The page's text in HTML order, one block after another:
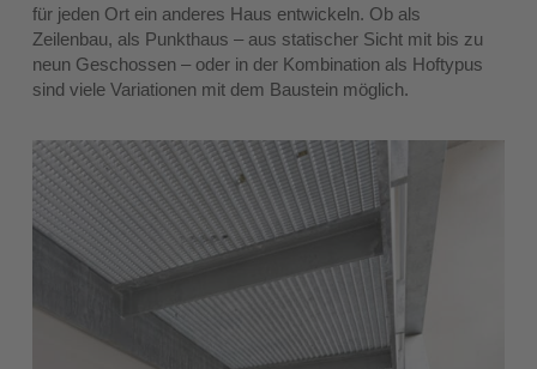
für jeden Ort ein anderes Haus entwickeln. Ob als
Zeilenbau, als Punkthaus – aus statischer Sicht mit bis zu
neun Geschossen – oder in der Kombination als Hoftypus
sind viele Variationen mit dem Baustein möglich.